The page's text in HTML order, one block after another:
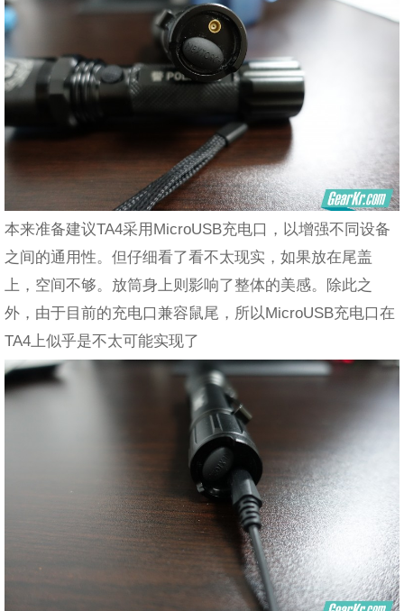
本来准备建议TA4采用MicroUSB充电口，以增强不同设备
之间的通用性。但仔细看了看不太现实，如果放在尾盖
上，空间不够。放筒身上则影响了整体的美感。除此之
外，由于目前的充电口兼容鼠尾，所以MicroUSB充电口在
TA4上似乎是不太可能实现了